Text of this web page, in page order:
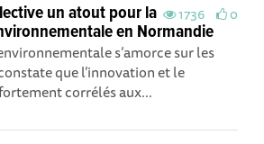
1736 0
un atout pour la
en Normandie
s’amorce sur les
que l’innovation et le
corrélés aux...